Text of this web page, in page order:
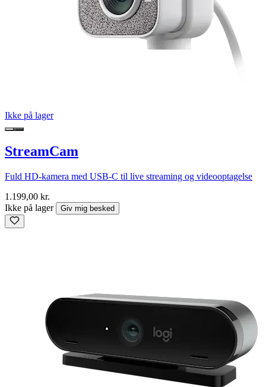
Ikke på lager
StreamCam
Fuld HD-kamera med USB-C til live streaming og videooptagelse
1.199,00 kr.
Ikke på lager
Giv mig besked